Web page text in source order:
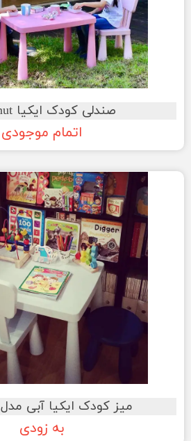
صندلی کودک ایکیا mammut
اتمام موجودی
میز کودک ایکیا آبی مدل mammut
به زودی